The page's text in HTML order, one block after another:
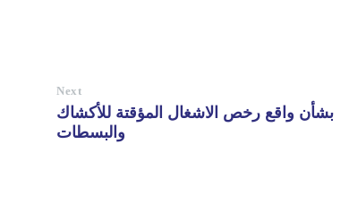
Next
بشأن واقع رخص الاشغال المؤقتة للأكشاك
والبسطات